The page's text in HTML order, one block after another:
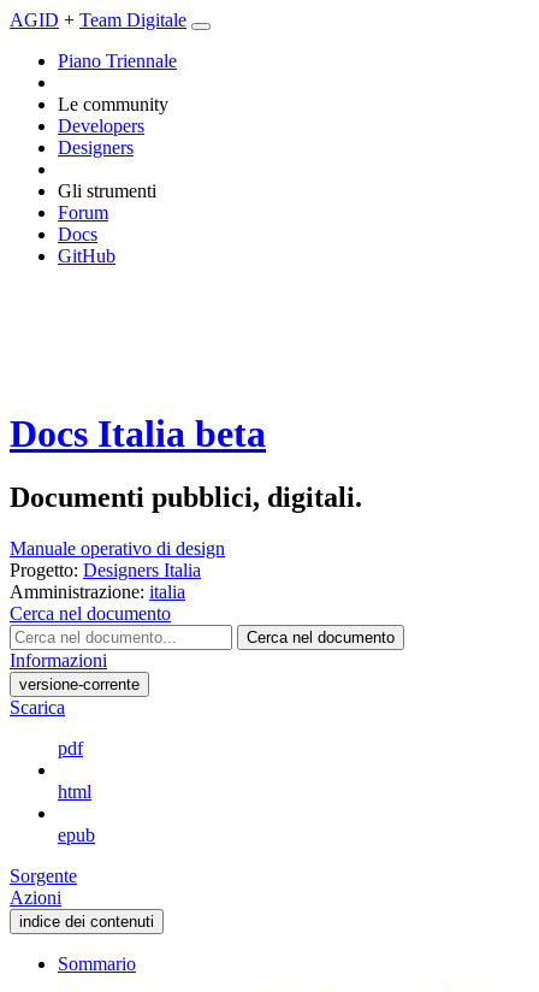
AGID + Team Digitale
Piano Triennale
Le community
Developers
Designers
Gli strumenti
Forum
Docs
GitHub
Docs Italia beta
Documenti pubblici, digitali.
Manuale operativo di design
Progetto: Designers Italia
Amministrazione: italia
Cerca nel documento
Cerca nel documento
Informazioni
versione-corrente
Scarica
pdf
html
epub
Sorgente
Azioni
indice dei contenuti
Sommario